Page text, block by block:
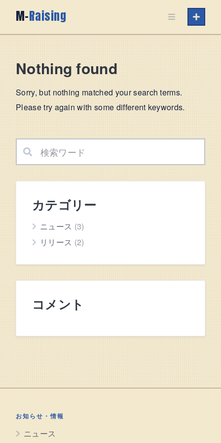
M-Raising
Nothing found
Sorry, but nothing matched your search terms.
Please try again with some different keywords.
カテゴリー
ニュース (3)
リリース (2)
コメント
お知らせ・情報
ニュース